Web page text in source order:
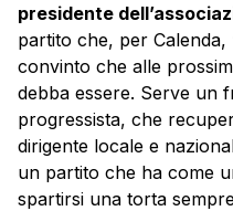
presidente
partito che, per Calenda,
convinto che alle
debba essere. Serve un
progressista, che
dirigente locale e
un partito che ha come
spartirsi una torta